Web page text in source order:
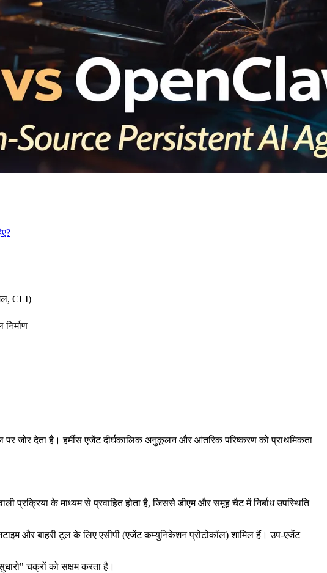
CLI)
पर जोर देता है। हर्मीस एजेंट दीर्घकालिक अनुकूलन और आंतरिक परिष्करण को प्राथमिकता
के माध्यम से प्रवाहित होता है, जिससे डीएम और समूह चैट में निर्बाध उपस्थिति
और बाहरी टूल के लिए एसीपी (एजेंट कम्युनिकेशन प्रोटोकॉल) शामिल हैं। उप-एजेंट
चक्रों को सक्षम करता है।